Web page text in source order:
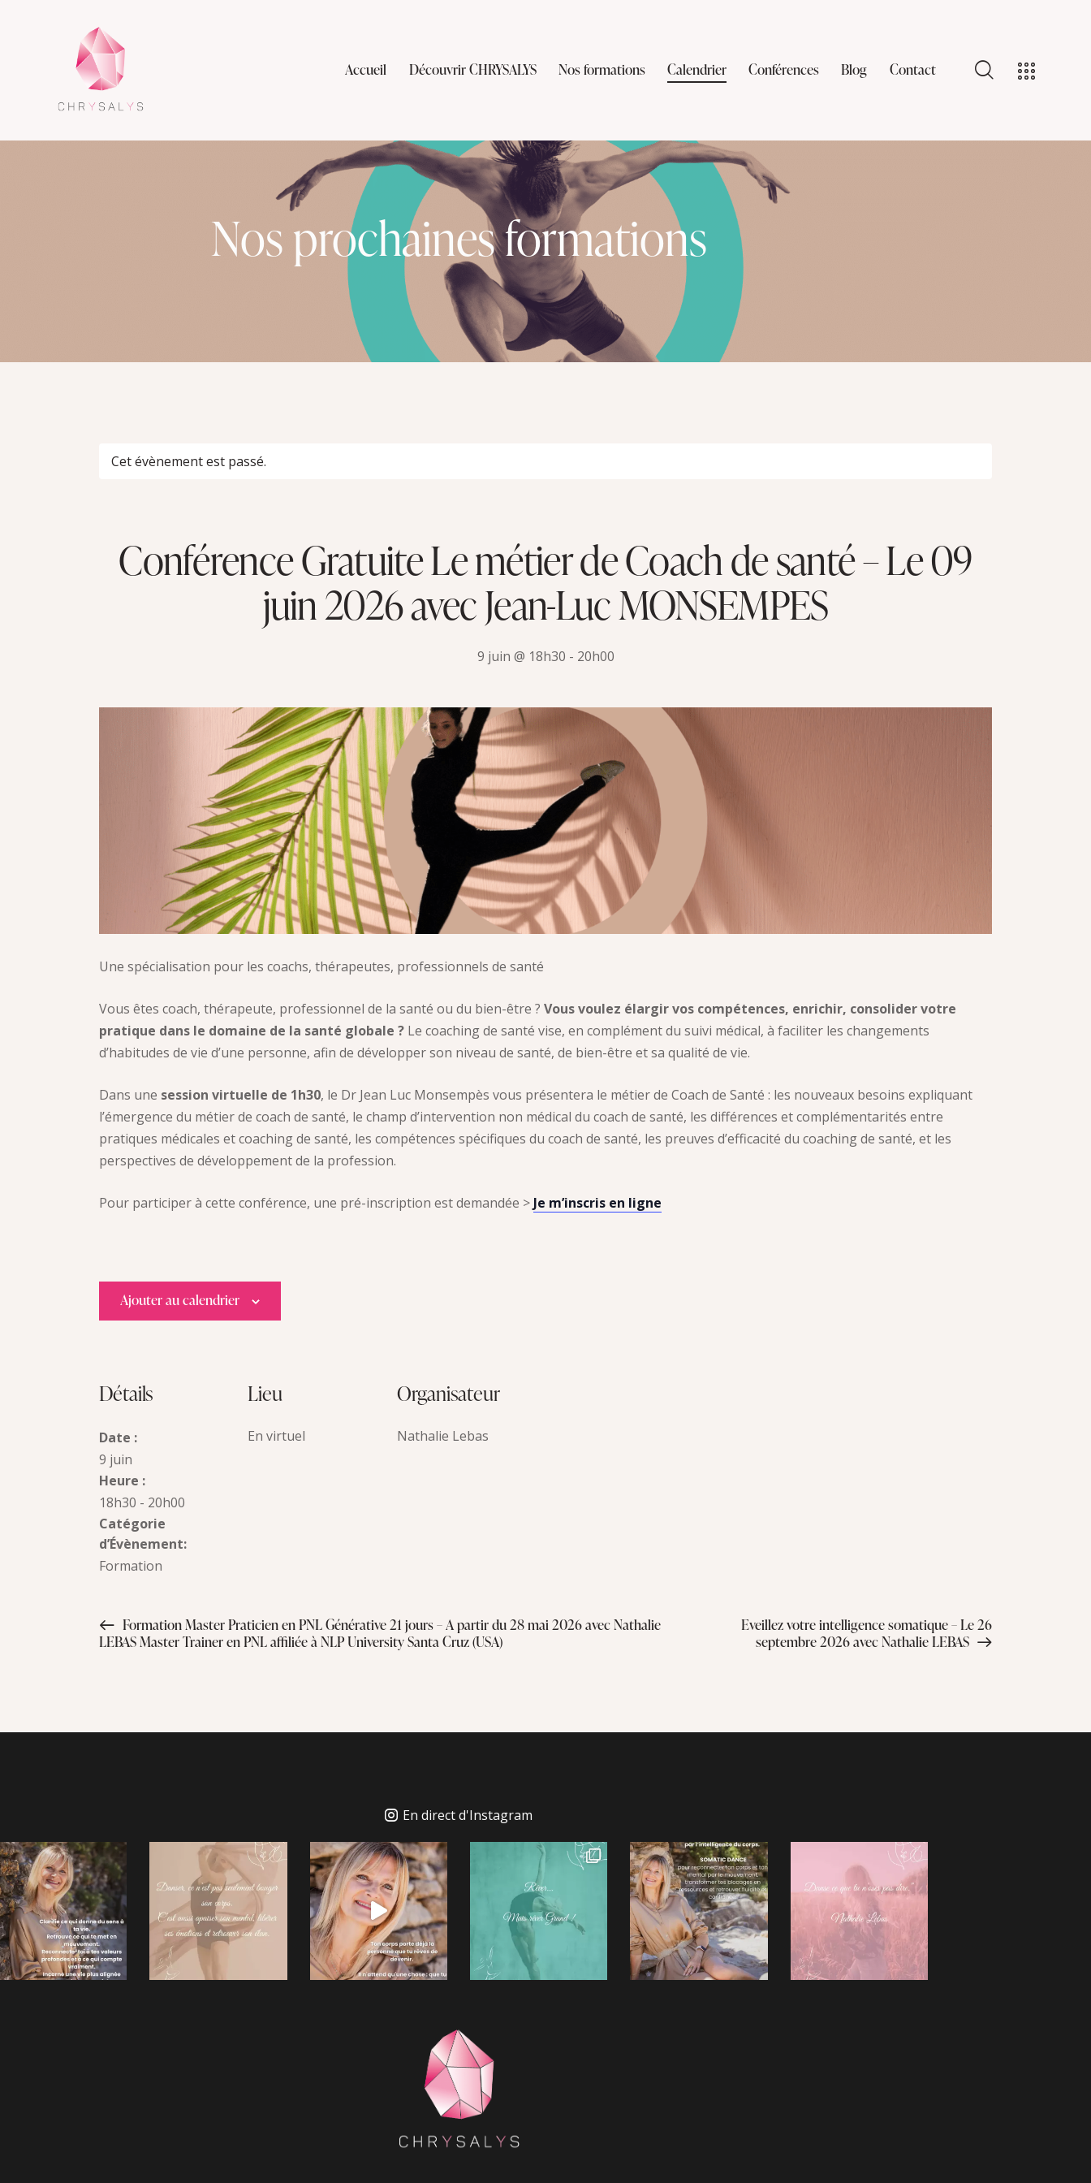
Accueil Découvrir CHRYSALYS Nos formations Calendrier Conférences Blog Contact
Nos prochaines formations
Cet évènement est passé.
Conférence Gratuite Le métier de Coach de santé – Le 09
juin 2026 avec Jean-Luc MONSEMPES
9 juin @ 18h30 - 20h00
Une spécialisation pour les coachs, thérapeutes, professionnels de santé
Vous êtes coach, thérapeute, professionnel de la santé ou du bien-être ? Vous voulez élargir vos compétences, enrichir, consolider votre
pratique dans le domaine de la santé globale ? Le coaching de santé vise, en complément du suivi médical, à faciliter les changements
d’habitudes de vie d’une personne, afin de développer son niveau de santé, de bien-être et sa qualité de vie.
Dans une session virtuelle de 1h30, le Dr Jean Luc Monsempès vous présentera le métier de Coach de Santé : les nouveaux besoins expliquant
l’émergence du métier de coach de santé, le champ d’intervention non médical du coach de santé, les différences et complémentarités entre
pratiques médicales et coaching de santé, les compétences spécifiques du coach de santé, les preuves d’efficacité du coaching de santé, et les
perspectives de développement de la profession.
Pour participer à cette conférence, une pré-inscription est demandée > Je m’inscris en ligne
Ajouter au calendrier
Détails
Date :
9 juin
Heure :
18h30 - 20h00
Catégorie
d’Évènement:
Formation
Lieu
En virtuel
Organisateur
Nathalie Lebas
Formation Master Praticien en PNL Générative 21 jours – A partir du 28 mai 2026 avec Nathalie
LEBAS Master Trainer en PNL affiliée à NLP University Santa Cruz (USA)
Eveillez votre intelligence somatique – Le 26
septembre 2026 avec Nathalie LEBAS
En direct d'Instagram